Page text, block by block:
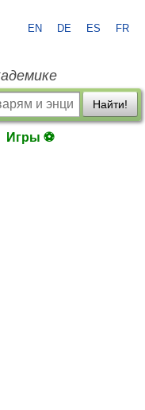
EN DE ES FR
Найти!
Игры ⚽